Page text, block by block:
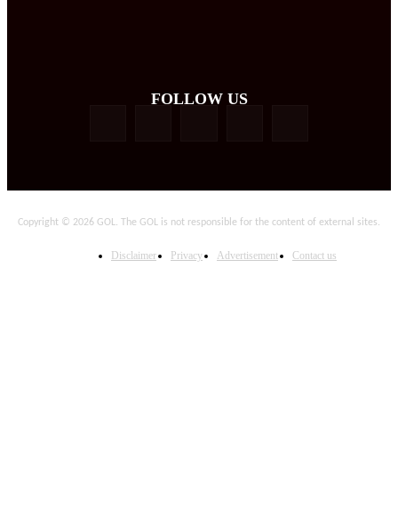
FOLLOW US
Copyright © 2026 GOL. The GOL is not responsible for the content of external sites.
Disclaimer Privacy Advertisement Contact us